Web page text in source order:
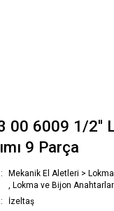
00 6009 1/2''
9 Parça
Mekanik El Aletleri >
, Lokma ve Bijon
İzeltaş